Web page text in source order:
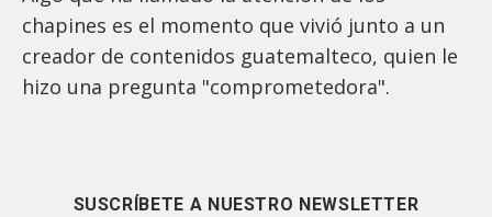
chapines es el momento que vivió junto a un
creador de contenidos guatemalteco, quien le
hizo una pregunta "comprometedora".
SUSCRÍBETE A NUESTRO NEWSLETTER